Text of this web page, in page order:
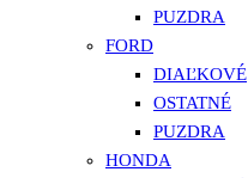
PUZDRA
FORD
DIAĽKOVÉ
OSTATNÉ
PUZDRA
HONDA